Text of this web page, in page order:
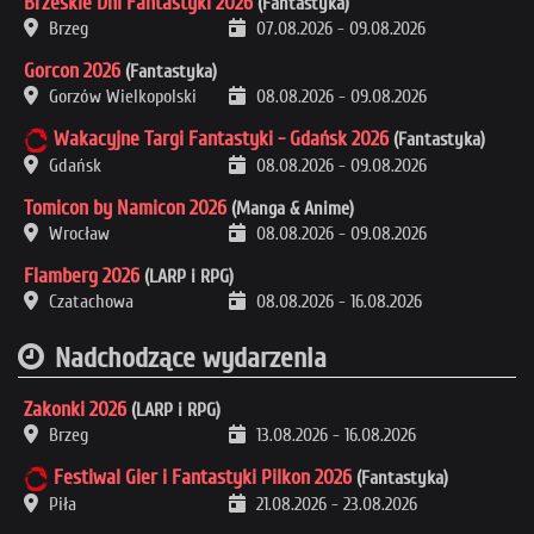
Brzeg
07.08.2026 - 09.08.2026
Gorcon 2026 (Fantastyka)
Gorzów Wielkopolski
08.08.2026 - 09.08.2026
Wakacyjne Targi Fantastyki - Gdańsk 2026 (Fantastyka)
Gdańsk
08.08.2026 - 09.08.2026
Tomicon by Namicon 2026 (Manga & Anime)
Wrocław
08.08.2026 - 09.08.2026
Flamberg 2026 (LARP i RPG)
Czatachowa
08.08.2026 - 16.08.2026
Nadchodzące wydarzenia
Zakonki 2026 (LARP i RPG)
Brzeg
13.08.2026 - 16.08.2026
Festiwal Gier i Fantastyki Pilkon 2026 (Fantastyka)
Piła
21.08.2026 - 23.08.2026